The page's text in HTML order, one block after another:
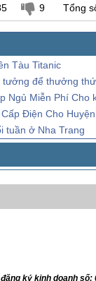
9
Tàu Titanic
để thưởng
Ngủ Miễn Phí Cho
Điện Cho
tuần ở Nha Trang
ký kinh doanh số: